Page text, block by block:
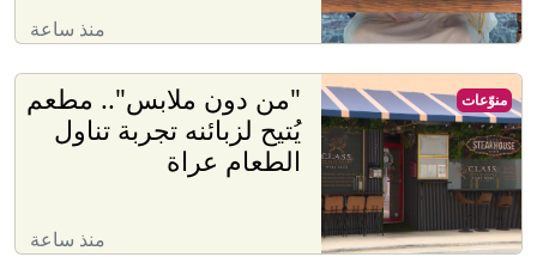
منذ ساعة
"من دون ملابس".. مطعم
يُتيح لزبائنه تجربة تناول
الطعام عراة
منذ ساعة
منوّعات